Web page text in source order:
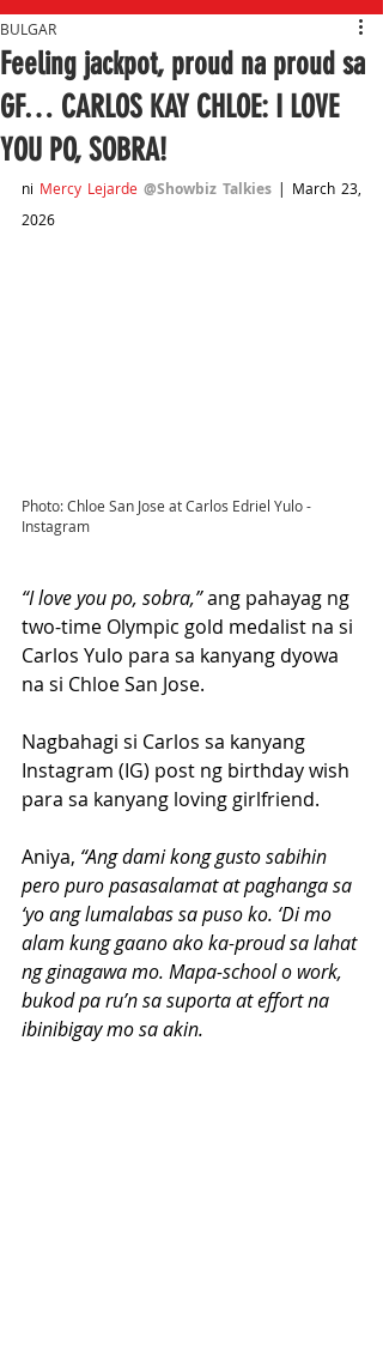
Feeling jackpot, proud na proud sa
GF… CARLOS KAY CHLOE: I LOVE
YOU PO, SOBRA!
BULGAR
ni Mercy Lejarde @Showbiz Talkies | March 23,
2026
Photo: Chloe San Jose at Carlos Edriel Yulo -
Instagram
“I love you po, sobra,” ang pahayag ng
two-time Olympic gold medalist na si
Carlos Yulo para sa kanyang dyowa
na si Chloe San Jose.
Nagbahagi si Carlos sa kanyang
Instagram (IG) post ng birthday wish
para sa kanyang loving girlfriend.
Aniya, “Ang dami kong gusto sabihin
pero puro pasasalamat at paghanga sa
‘yo ang lumalabas sa puso ko. ‘Di mo
alam kung gaano ako ka-proud sa lahat
ng ginagawa mo. Mapa-school o work,
bukod pa ru’n sa suporta at effort na
ibinibigay mo sa akin.